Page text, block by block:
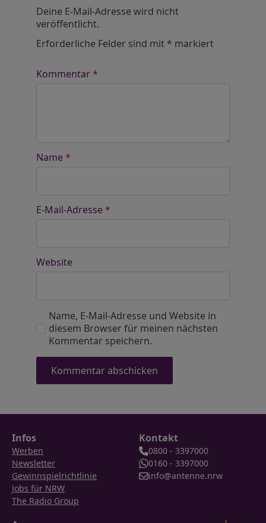
Deine E-Mail-Adresse wird nicht
veröffentlicht.
Erforderliche Felder sind mit* markiert
Kommentar*
Name *
E-Mail-Adresse *
Website
Name, E-Mail-Adresse und Website in
diesem Browser für meinen nächsten
Kommentar speichern.
Infos
Werben
Newsletter
Gewinnspielrichtlinie
Jobs für NRW
The Radio Group
Kontakt
0800 - 3397000
0160 - 3397000
info@antenne.nrw